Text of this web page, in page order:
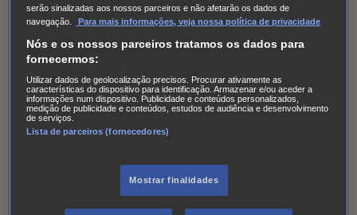
Pines The Good Karma Hospital Einstein O Paraíso
das SenhorasAlert: Unidade de Pessoas
Desaparecidas Accused Battle Creek Monarch
Os Larkins
Disponível no AXN NowAmazing Grace -
Disponível no AXN Now Family Law - Disponível no
AXN Now Good Sam - Disponível no AXN Now
& Rex - Disponível no AXN Now
serão sinalizadas aos nossos parceiros e não afetarão os dados de
navegação.
Para mais informações, veja nossa política de privacidade
Nós e os nossos parceiros tratamos os dados para
fornecermos:
Utilizar dados de geolocalização precisos. Procurar ativamente as
características do dispositivo para identificação. Armazenar e/ou aceder a
informações num dispositivo. Publicidade e conteúdos personalizados,
medição de publicidade e conteúdos, estudos de audiência e desenvolvimento
de serviços.
Lista de parceiros (fornecedores)
Mostrar finalidades